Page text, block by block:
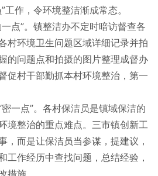
工作，令环境整洁渐成常态。
”。镇整洁办不定时暗访督查各
村环境卫生问题区域详细记录并拍
的问题点和拍摄的图片整理成督办
促村干部勤抓本村环境整治，第一
点”。各村保洁员是镇域保洁的
境整治的重点难点。三市镇创新工
，而是让保洁员当参谋，提建议，
工作经历中查找问题，总结经验，
措施。